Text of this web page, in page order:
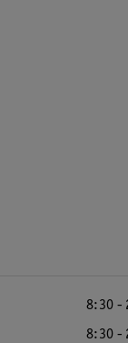
8:30 -
8:30 -